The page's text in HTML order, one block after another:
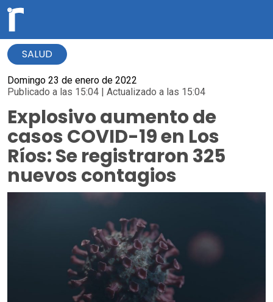
SALUD
Domingo 23 de enero de 2022
Publicado a las 15:04 | Actualizado a las 15:04
Explosivo aumento de
casos COVID-19 en Los
Ríos: Se registraron 325
nuevos contagios